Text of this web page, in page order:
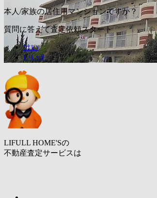
本人/家族の居住用マンションですか？
質問に答えて査定依頼スタート
はい
いいえ
LIFULL HOME'Sの
不動産査定サービスは